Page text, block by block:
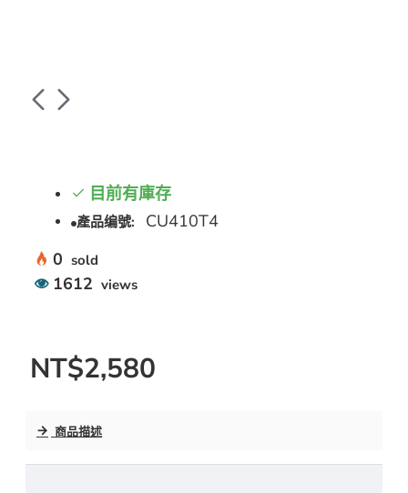
目前有庫存
產品编號:
CU410T4
0 sold
1612 views
NT$2,580
商品描述